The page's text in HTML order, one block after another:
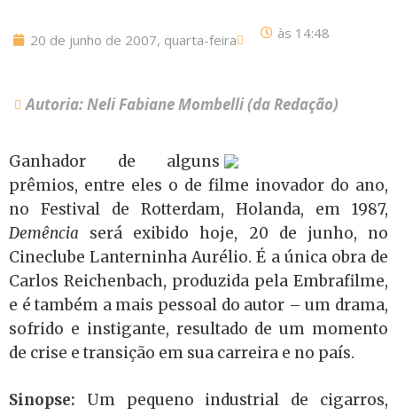
20 de junho de 2007, quarta-feira às 14:48
Autoria: Neli Fabiane Mombelli (da Redação)
Ganhador de alguns
prêmios, entre eles o de filme inovador do ano,
no Festival de Rotterdam, Holanda, em 1987,
Demência será exibido hoje, 20 de junho, no
Cineclube Lanterninha Aurélio. É a única obra de
Carlos Reichenbach, produzida pela Embrafilme,
e é também a mais pessoal do autor – um drama,
sofrido e instigante, resultado de um momento
de crise e transição em sua carreira e no país.
Sinopse: Um pequeno industrial de cigarros,